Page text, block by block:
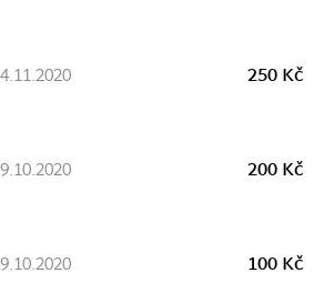
250 Kč
200 Kč
100 Kč